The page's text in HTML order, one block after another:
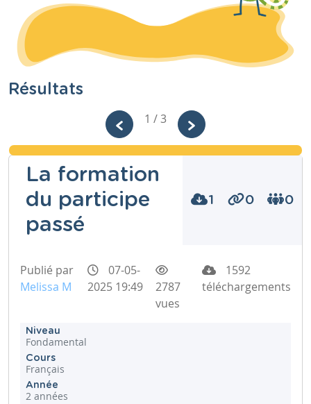
Résultats
1 / 3
La formation
du participe
passé
1 0 0
Publié par
Melissa M
07-05-
2025 19:49
2787
vues
1592
téléchargements
Niveau
Fondamental
Cours
Français
Année
2 années